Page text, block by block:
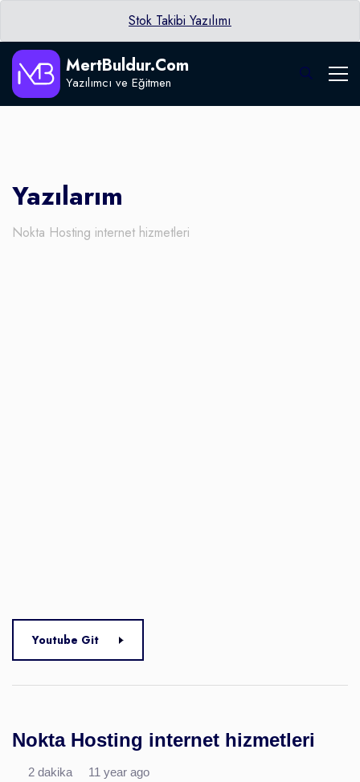
Stok Takibi Yazılımı
MertBuldur.Com
Yazılımcı ve Eğitmen
Yazılarım
Nokta Hosting internet hizmetleri
Youtube Git
Nokta Hosting internet hizmetleri
2 dakika 11 year ago